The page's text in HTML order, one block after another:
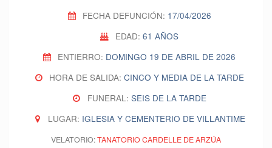
FECHA DEFUNCIÓN: 17/04/2026
EDAD: 61 AÑOS
ENTIERRO: DOMINGO 19 DE ABRIL DE 2026
HORA DE SALIDA:CINCO Y MEDIA DE LA TARDE
FUNERAL: SEIS DE LA TARDE
LUGAR: IGLESIA Y CEMENTERIO DE VILLANTIME
VELATORIO:TANATORIO CARDELLE DE ARZÚA